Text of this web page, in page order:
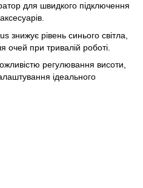
для швидкого підключення
знижує рівень синього світла,
при тривалій роботі.
регулювання висоти,
ідеального